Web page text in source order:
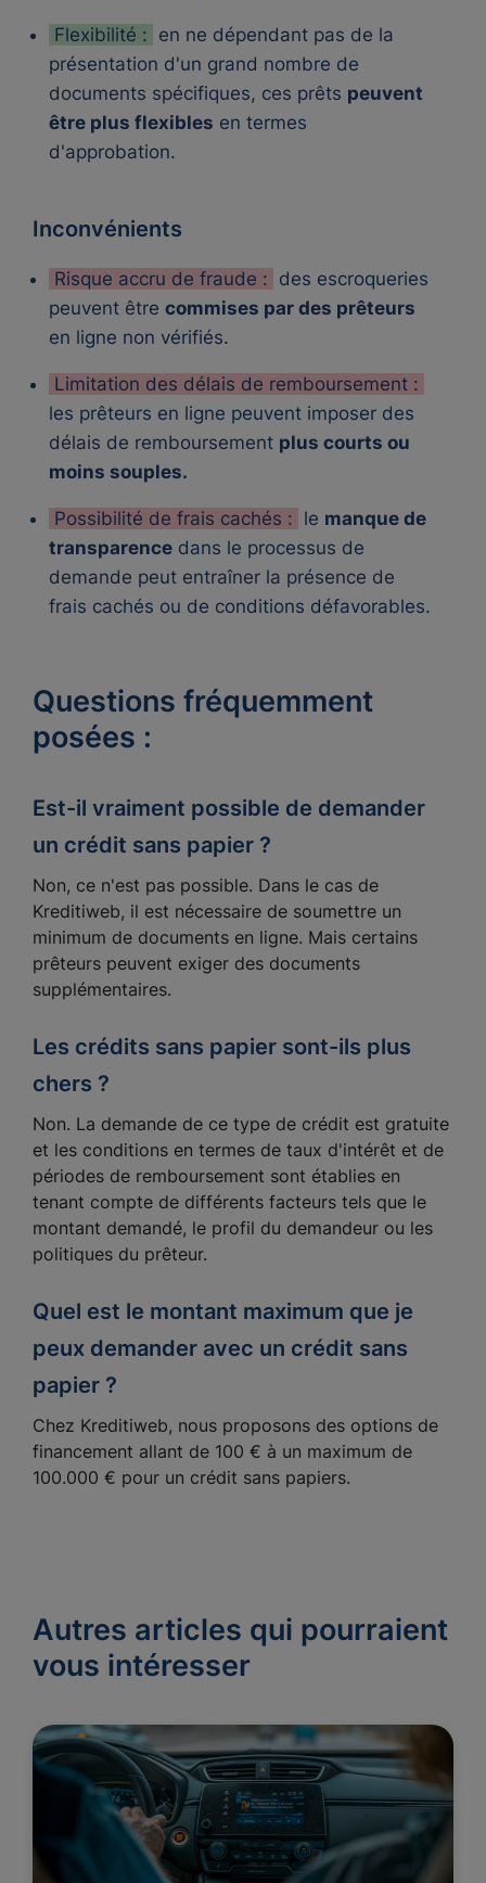
Flexibilité : en ne dépendant pas de la
présentation d'un grand nombre de
documents spécifiques, ces prêts peuvent
être plus flexibles en termes
d'approbation.
Inconvénients
Risque accru de fraude : des escroqueries
peuvent être commises par des prêteurs
en ligne non vérifiés.
Limitation des délais de remboursement :
les prêteurs en ligne peuvent imposer des
délais de remboursement plus courts ou
moins souples.
Possibilité de frais cachés : le manque de
transparence dans le processus de
demande peut entraîner la présence de
frais cachés ou de conditions défavorables.
Questions fréquemment
posées :
Est-il vraiment possible de demander
un crédit sans papier ?
Non, ce n'est pas possible. Dans le cas de
Kreditiweb, il est nécessaire de soumettre un
minimum de documents en ligne. Mais certains
prêteurs peuvent exiger des documents
supplémentaires.
Les crédits sans papier sont-ils plus
chers ?
Non. La demande de ce type de crédit est gratuite
et les conditions en termes de taux d'intérêt et de
périodes de remboursement sont établies en
tenant compte de différents facteurs tels que le
montant demandé, le profil du demandeur ou les
politiques du prêteur.
Quel est le montant maximum que je
peux demander avec un crédit sans
papier ?
Chez Kreditiweb, nous proposons des options de
financement allant de 100 € à un maximum de
100.000 € pour un crédit sans papiers.
Autres articles qui pourraient
vous intéresser